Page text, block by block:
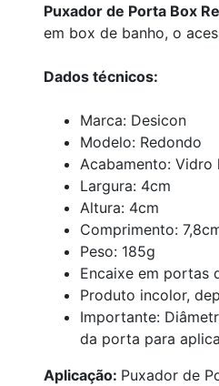
Puxador de Porta Box
em box de banho, o
Dados técnicos:
Marca: Desicon
Modelo: Redondo
Acabamento:
Largura: 4cm
Altura: 4cm
Comprimento:
Peso: 185g
Encaixe em portas
Produto incolor,
Importante:
da porta para
Aplicação: Puxador de